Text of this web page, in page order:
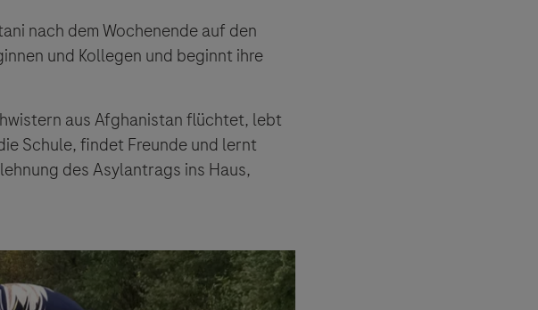
nach dem Wochenende auf den
und Kollegen und beginnt ihre
aus Afghanistan flüchtet, lebt
Schule, findet Freunde und lernt
des Asylantrags ins Haus,